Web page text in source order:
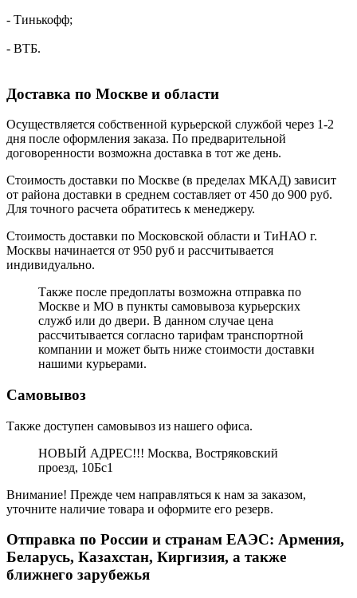
- Тинькофф;
- ВТБ.
Доставка по Москве и области
Осуществляется собственной курьерской службой через 1-2
дня после оформления заказа. По предварительной
договоренности возможна доставка в тот же день.
Стоимость доставки по Москве (в пределах МКАД) зависит
от района доставки в среднем составляет от 450 до 900 руб.
Для точного расчета обратитесь к менеджеру.
Стоимость доставки по Московской области и ТиНАО г.
Москвы начинается от 950 руб и рассчитывается
индивидуально.
Также после предоплаты возможна отправка по
Москве и МО в пункты самовывоза курьерских
служб или до двери. В данном случае цена
рассчитывается согласно тарифам транспортной
компании и может быть ниже стоимости доставки
нашими курьерами.
Самовывоз
Также доступен самовывоз из нашего офиса.
НОВЫЙ АДРЕС!!! Москва, Востряковский
проезд, 10Бс1
Внимание! Прежде чем направляться к нам за заказом,
уточните наличие товара и оформите его резерв.
Отправка по России и странам ЕАЭС: Армения,
Беларусь, Казахстан, Киргизия, а также
ближнего зарубежья